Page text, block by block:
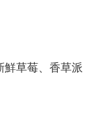
鮮草莓、香草派